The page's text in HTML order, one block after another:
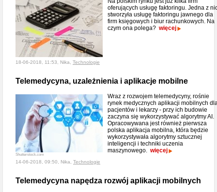
oferujących usługę faktoringu. Jedna z
stworzyła usługę faktoringu jawnego dla
firm księgowych i biur rachunkowych. Na
czym ona polega? więcej
18-06-2018, 11:53, Nika, Technologie
Telemedycyna, uzależnienia i aplikacje mobilne
Shutterstock.com
Wraz z rozwojem telemedycyny, rośnie
rynek medycznych aplikacji mobilnych
pacjentów i lekarzy - przy ich budowie
zaczyna się wykorzystywać algorytmy AI.
Opracowywana jest również pierwsza
polska aplikacja mobilna, która będzie
wykorzystywała algorytmy sztucznej
inteligencji i techniki uczenia
maszynowego. więcej
14-06-2018, 09:50, Nika, Technologie
Telemedycyna napędza rozwój aplikacji mobilnych